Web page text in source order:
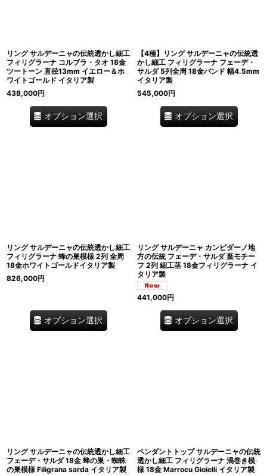
リング サルデーニャの伝統透かし細工
フィリグラーナ コルブラ・タオ 18金
ツートーン 直径13mm イエロー＆ホ
ワイトゴールド イタリア製
438,000円
オプション選択
【4種】リング サルデーニャの伝統透
かし細工 フィリグラーナ フェーデ・
サルダ 5列全周 18金バンド 幅4.5mm
イタリア製
545,000円
オプション選択
リング サルデーニャの伝統透かし細工
フィリグラーナ 蜂の巣模様 2列 全周
18金ホワイトゴールドイタリア製
826,000円
オプション選択
リング サルデーニャ カンピダーノ地
方の伝統 フェーデ・サルダ 葉モチー
フ 2列 細工茎 18金フィリグラーナ イ
タリア製
441,000円
オプション選択
リング サルデーニャの伝統透かし細工
フェーデ・サルダ 18金 蜂の巣・蜘蛛
の巣模様 Filigrana sarda イタリア製
ペンダントトップ サルデーニャの伝統
透かし細工 フィリグラーナ 渦巻き模
様 18金 Marrocu Gioielli イタリア製